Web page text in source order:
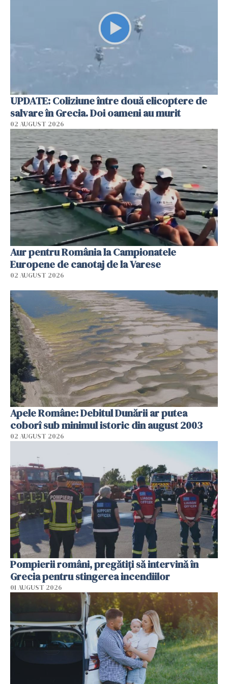
UPDATE: Coliziune între două elicoptere de
salvare în Grecia. Doi oameni au murit
02 AUGUST 2026
Aur pentru România la Campionatele
Europene de canotaj de la Varese
02 AUGUST 2026
Apele Române: Debitul Dunării ar putea
coborî sub minimul istoric din august 2003
02 AUGUST 2026
Pompierii români, pregătiţi să intervină în
Grecia pentru stingerea incendiilor
01 AUGUST 2026